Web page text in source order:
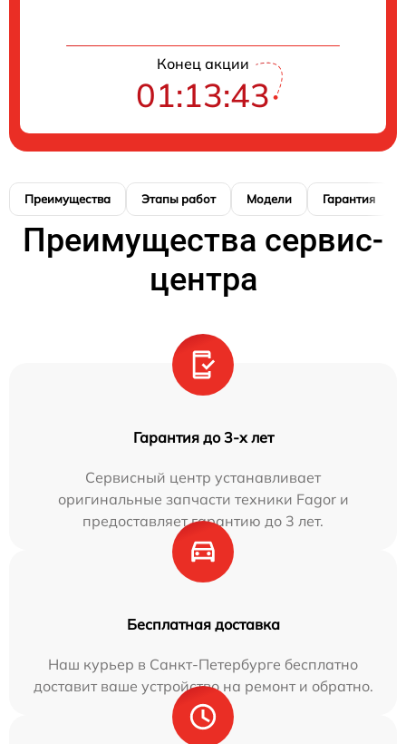
Конец акции
01:13:42
Преимущества Этапы работ Модели Гарантия
Преимущества сервис-
центра
Гарантия до 3-х лет
Сервисный центр устанавливает
оригинальные запчасти техники Fagor и
предоставляет гарантию до 3 лет.
Бесплатная доставка
Наш курьер в Санкт-Петербурге бесплатно
доставит ваше устройство на ремонт и обратно.